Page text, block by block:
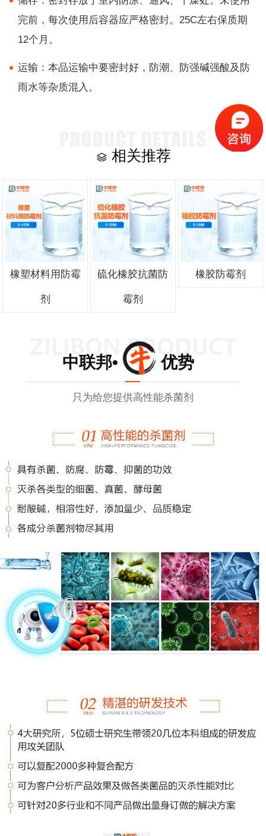
完前，每次使用后容器应严格密封。25C左右保质期
12个月。
运输：本品运输中要密封好，防潮、防强碱强酸及防
雨水等杂质混入。
相关推荐
橡塑材料用防霉
剂
硫化橡胶抗菌防
霉剂
橡胶防霉剂
中联邦• 优势
只为给您提供高性能杀菌剂